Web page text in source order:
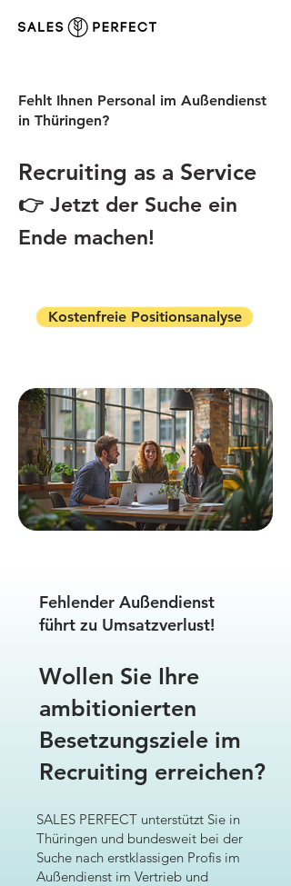
Fehlt Ihnen Personal im Außendienst
in Thüringen?
Recruiting as a Service
👉 Jetzt der Suche ein
Ende machen!
Kostenfreie Positionsanalyse
Fehlender Außendienst
führt zu Umsatzverlust!
Wollen Sie Ihre
ambitionierten
Besetzungsziele im
Recruiting erreichen?
SALES PERFECT unterstützt Sie in
Thüringen und bundesweit bei der
Suche nach erstklassigen Profis im
Außendienst im Vertrieb und